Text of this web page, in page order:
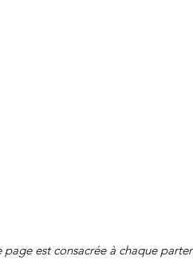
page est consacrée à chaque